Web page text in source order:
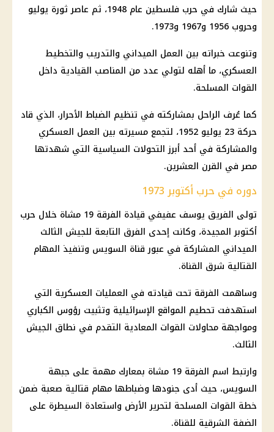
حيث شارك في حرب فلسطين عام 1948، ثم عاصر ثورة يوليو
وحروب 1956 و1967 و1973.
وتنوعت خبراته بين العمل الميداني والتدريب والتخطيط
العسكري، ما أهله لتولي عدد من المناصب القيادية داخل
القوات المسلحة.
كما عُرف الراحل بمشاركته في تنظيم الضباط الأحرار، الذي قاد
حركة 23 يوليو 1952، لتجمع مسيرته بين العمل العسكري
والمشاركة في أحد أبرز التحولات السياسية التي شهدتها
مصر في القرن العشرين.
دوره في حرب أكتوبر 1973
تولى الفريق يوسف عفيفي
قيادة الفرقة 19 مشاة خلال حرب
أكتوبر المجيدة، وكانت إحدى الفرق التابعة للجيش الثالث
الميداني المشاركة في عبور قناة السويس وتنفيذ المهام
القتالية شرق القناة.
وساهمت الفرقة تحت قيادته في العمليات العسكرية التي
استهدفت تحطيم المواقع الإسرائيلية وتثبيت رؤوس الكباري
ومواجهة محاولات القوات المعادية التقدم في نطاق الجيش
الثالث.
وارتبط اسم الفرقة 19 مشاة بمعارك مهمة على جبهة
السويس، حيث أدى جنودها وضباطها مهام قتالية صعبة ضمن
خطة القوات المسلحة لتحرير الأرض واستعادة السيطرة على
الضفة الشرقية للقناة.